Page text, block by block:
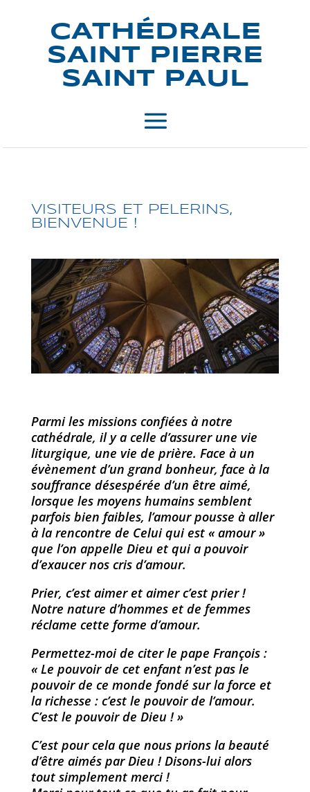
CATHÉDRALE
SAINT PIERRE
SAINT PAUL
VISITEURS ET PELERINS,
BIENVENUE !
Parmi les missions confiées à notre
cathédrale, il y a celle d’assurer une vie
liturgique, une vie de prière. Face à un
évènement d’un grand bonheur, face à la
souffrance désespérée d’un être aimé,
lorsque les moyens humains semblent
parfois bien faibles, l’amour pousse à aller
à la rencontre de Celui qui est « amour »
que l’on appelle Dieu et qui a pouvoir
d’exaucer nos cris d’amour.
Prier, c’est aimer et aimer c’est prier !
Notre nature d’hommes et de femmes
réclame cette forme d’amour.
Permettez-moi de citer le pape François :
« Le pouvoir de cet enfant n’est pas le
pouvoir de ce monde fondé sur la force et
la richesse : c’est le pouvoir de l’amour.
C’est le pouvoir de Dieu ! »
C’est pour cela que nous prions la beauté
d’être aimés par Dieu ! Disons-lui alors
tout simplement merci !